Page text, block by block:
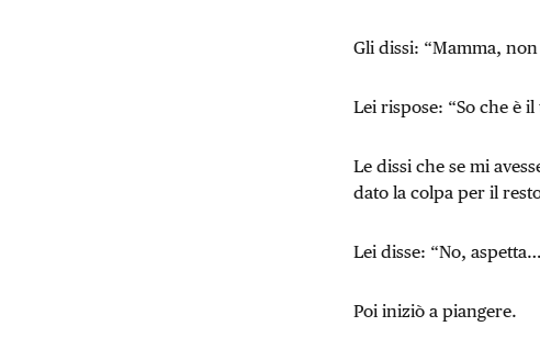
Gli dissi: “Mamma,
Lei rispose: “So che è
Le dissi che se mi
dato la colpa per il
Lei disse: “No,
Poi iniziò a piangere.